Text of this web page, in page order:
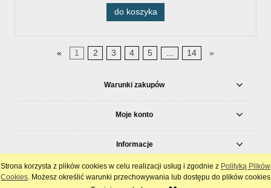
Strona korzysta z plików cookies w celu realizacji usług i zgodnie z Polityką Plików
Cookies. Możesz określić warunki przechowywania lub dostępu do plików cookies
do koszyka
« 1 2 3 4 5 ... 14 »
Warunki zakupów
Moje konto
Informacje
pokaż pełną wersję strony